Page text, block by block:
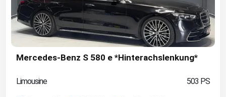
Mercedes-Benz S 580 e *Hinterachslenkung*
Limousine 503 PS